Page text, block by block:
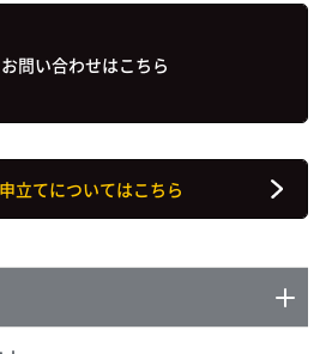
お問い合わせはこちら
立てについてはこちら